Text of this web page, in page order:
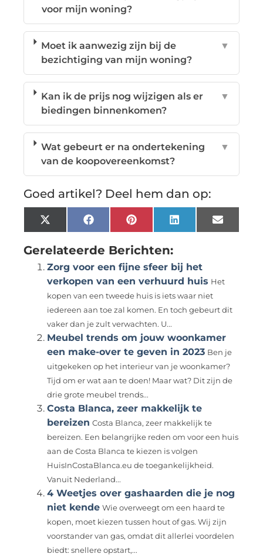
voor mijn woning?
Moet ik aanwezig zijn bij de
bezichtiging van mijn woning?
▼
Kan ik de prijs nog wijzigen als er
biedingen binnenkomen?
▼
Wat gebeurt er na ondertekening
van de koopovereenkomst?
▼
Goed artikel? Deel hem dan op:
X
(Twitter)
FacebookPinterestLinkedInEmail
Gerelateerde Berichten:
Zorg voor een fijne sfeer bij het
verkopen van een verhuurd huis Het
kopen van een tweede huis is iets waar niet
iedereen aan toe zal komen. En toch gebeurt dit
vaker dan je zult verwachten. U...
Meubel trends om jouw woonkamer
een make-over te geven in 2023 Ben je
uitgekeken op het interieur van je woonkamer?
Tijd om er wat aan te doen! Maar wat? Dit zijn de
drie grote meubel trends...
Costa Blanca, zeer makkelijk te
bereizen Costa Blanca, zeer makkelijk te
bereizen. Een belangrijke reden om voor een huis
aan de Costa Blanca te kiezen is volgen
HuisInCostaBlanca.eu de toegankelijkheid.
Vanuit Nederland...
4 Weetjes over gashaarden die je nog
niet kende Wie overweegt om een haard te
kopen, moet kiezen tussen hout of gas. Wij zijn
voorstander van gas, omdat dit allerlei voordelen
biedt: snellere opstart,...